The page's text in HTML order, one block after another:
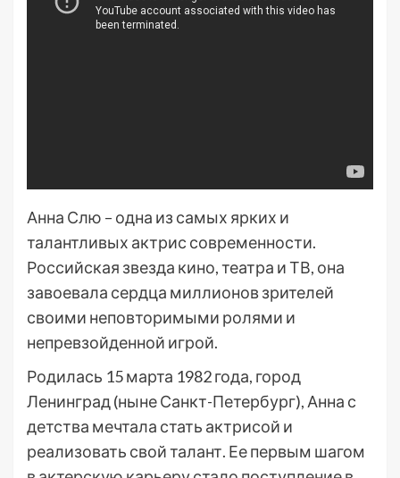
Анна Слю – одна из самых ярких и
талантливых актрис современности.
Российская звезда кино, театра и ТВ, она
завоевала сердца миллионов зрителей
своими неповторимыми ролями и
непревзойденной игрой.
Родилась 15 марта 1982 года, город
Ленинград (ныне Санкт-Петербург), Анна с
детства мечтала стать актрисой и
реализовать свой талант. Ее первым шагом